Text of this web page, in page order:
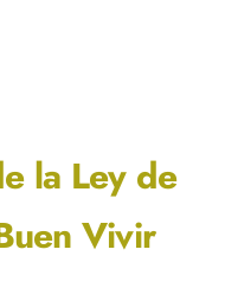
la Ley de
Vivir